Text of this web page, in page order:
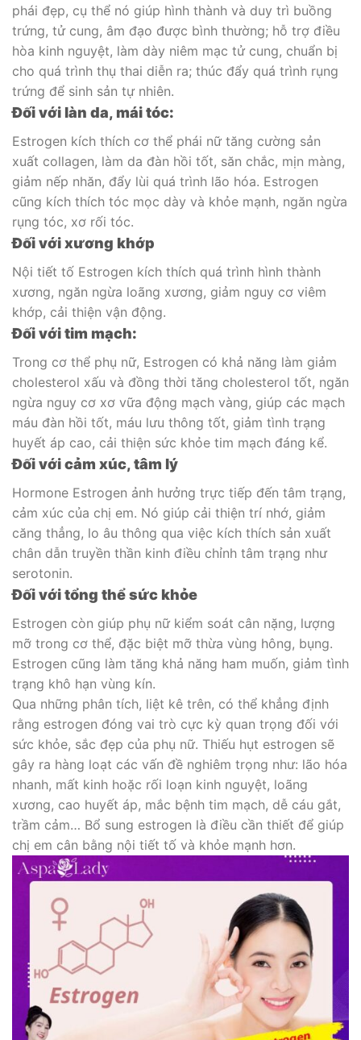
phái đẹp, cụ thể nó giúp hình thành và duy trì buồng
trứng, tử cung, âm đạo được bình thường; hỗ trợ điều
hòa kinh nguyệt, làm dày niêm mạc tử cung, chuẩn bị
cho quá trình thụ thai diễn ra; thúc đẩy quá trình rụng
trứng để sinh sản tự nhiên.
Đối với làn da, mái tóc:
Estrogen kích thích cơ thể phái nữ tăng cường sản
xuất collagen, làm da đàn hồi tốt, săn chắc, mịn màng,
giảm nếp nhăn, đẩy lùi quá trình lão hóa. Estrogen
cũng kích thích tóc mọc dày và khỏe mạnh, ngăn ngừa
rụng tóc, xơ rối tóc.
Đối với xương khớp
Nội tiết tố Estrogen kích thích quá trình hình thành
xương, ngăn ngừa loãng xương, giảm nguy cơ viêm
khớp, cải thiện vận động.
Đối với tim mạch:
Trong cơ thể phụ nữ, Estrogen có khả năng làm giảm
cholesterol xấu và đồng thời tăng cholesterol tốt, ngăn
ngừa nguy cơ xơ vữa động mạch vàng, giúp các mạch
máu đàn hồi tốt, máu lưu thông tốt, giảm tình trạng
huyết áp cao, cải thiện sức khỏe tim mạch đáng kể.
Đối với cảm xúc, tâm lý
Hormone Estrogen ảnh hưởng trực tiếp đến tâm trạng,
cảm xúc của chị em. Nó giúp cải thiện trí nhớ, giảm
căng thẳng, lo âu thông qua việc kích thích sản xuất
chân dẫn truyền thần kinh điều chỉnh tâm trạng như
serotonin.
Đối với tổng thể sức khỏe
Estrogen còn giúp phụ nữ kiểm soát cân nặng, lượng
mỡ trong cơ thể, đặc biệt mỡ thừa vùng hông, bụng.
Estrogen cũng làm tăng khả năng ham muốn, giảm tình
trạng khô hạn vùng kín.
Qua những phân tích, liệt kê trên, có thể khẳng định
rằng estrogen đóng vai trò cực kỳ quan trọng đối với
sức khỏe, sắc đẹp của phụ nữ. Thiếu hụt estrogen sẽ
gây ra hàng loạt các vấn đề nghiêm trọng như: lão hóa
nhanh, mất kinh hoặc rối loạn kinh nguyệt, loãng
xương, cao huyết áp, mắc bệnh tim mạch, dễ cáu gắt,
trầm cảm… Bổ sung estrogen là điều cần thiết để giúp
chị em cân bằng nội tiết tố và khỏe mạnh hơn.